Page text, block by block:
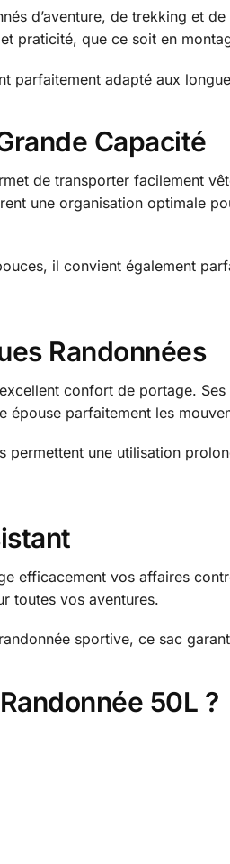
d’aventure, de trekking et
praticité, que ce soit en
parfaitement adapté aux
Capacité
de transporter facilement
une organisation optimale
il convient également
Randonnées
confort de portage.
épouse parfaitement les
une utilisation
efficacement vos affaires
toutes vos aventures.
sportive, ce sac
50L ?